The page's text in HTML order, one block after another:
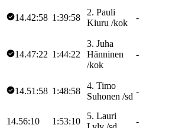
14.42:58 1:39:58
2. Pauli
Kiuru /kok
-
14.47:22 1:44:22
3. Juha
Hänninen
/kok
-
14.51:58 1:48:58
4. Timo
Suhonen /sd
-
14.56:10 1:53:10
5. Lauri
-